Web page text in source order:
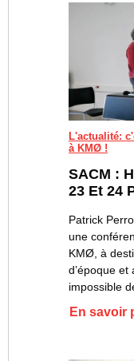
L'actualité:
à KMØ !
SACM :
23 Et 24
Patrick
une
KMØ, à
d’époque et
impossible
En savoir